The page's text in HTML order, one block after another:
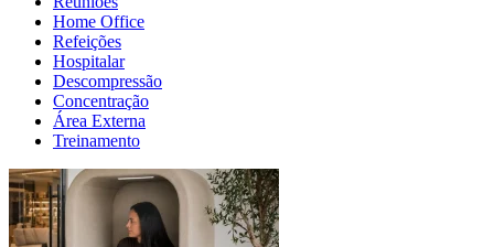
Home Office
Refeições
Hospitalar
Descompressão
Concentração
Área Externa
Treinamento